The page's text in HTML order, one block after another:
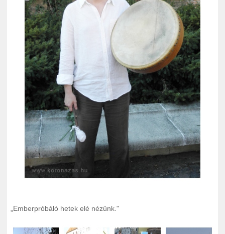
Emberpróbáló hetek elé nézünk."